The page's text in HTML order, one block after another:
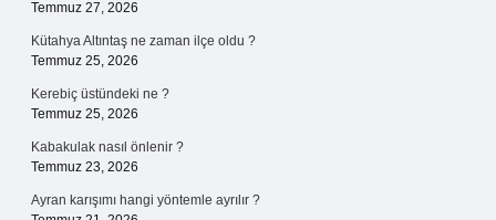
Temmuz 27, 2026
Kütahya Altıntaş ne zaman ilçe oldu ?
Temmuz 25, 2026
Kerebiç üstündeki ne ?
Temmuz 25, 2026
Kabakulak nasıl önlenir ?
Temmuz 23, 2026
Ayran karışımı hangi yöntemle ayrılır ?